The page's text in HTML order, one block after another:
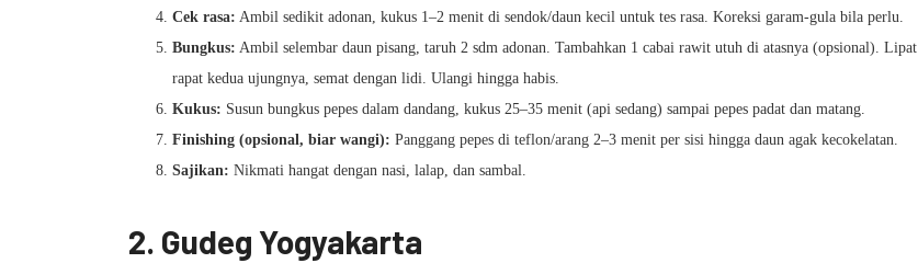
Cek rasa: Ambil sedikit adonan, kukus 1–2 menit di sendok/daun kecil untuk tes rasa. Koreksi garam-gula bila perlu.
Bungkus: Ambil selembar daun pisang, taruh 2 sdm adonan. Tambahkan 1 cabai rawit utuh di atasnya (opsional). Lipat
rapat kedua ujungnya, semat dengan lidi. Ulangi hingga habis.
Kukus: Susun bungkus pepes dalam dandang, kukus 25–35 menit (api sedang) sampai pepes padat dan matang.
Finishing (opsional, biar wangi): Panggang pepes di teflon/arang 2–3 menit per sisi hingga daun agak kecokelatan.
Sajikan: Nikmati hangat dengan nasi, lalap, dan sambal.
2. Gudeg Yogyakarta